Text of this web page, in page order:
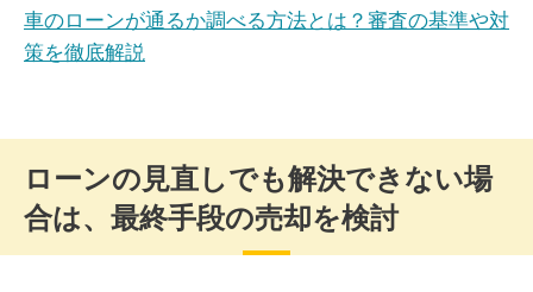
車のローンが通るか調べる方法とは？審査の基準や対
策を徹底解説
ローンの見直しでも解決できない場
合は、最終手段の売却を検討